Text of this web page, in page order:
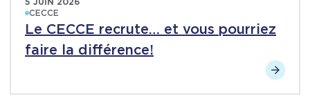
CECCE
Le CECCE recrute… et vous pourriez
faire la différence!